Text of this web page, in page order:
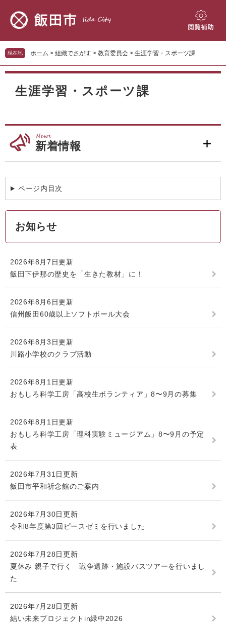
先
頭
を
飛
閲
補
現在地 ホーム > 組織でさがす > 教育委員会 > 生涯学習・スポーツ課
本
生涯学習・スポーツ課
新着情報
ページ内目次
お知らせ
2026年8月7日更新
飯田下伊那の歴史を「生きた教材」に！
2026年8月6日更新
信州飯田60歳以上ソフトボール大会
2026年8月3日更新
川路小学校のクラブ活動
2026年8月1日更新
おもしろ科学工房「高校生ボランティア」8〜9月の募集
2026年8月1日更新
おもしろ科学工房「理科実験ミュージアム」8〜9月の予定
表
2026年7月31日更新
飯田市平和祈念館のご案内
2026年7月30日更新
令和8年度第3回ピースゼミを行いました
2026年7月28日更新
夏休み 親子で行く 戦争遺跡・施設バスツアーを行いまし
た
2026年7月28日更新
結い未来プロジェクトin緑中2026